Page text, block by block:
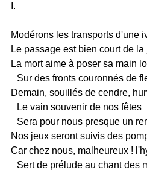
I.
Modérons les transports d'une
Le passage est bien court de
La mort aime à poser sa main
Sur des fronts couronnés de
Demain, souillés de cendre,
Le vain souvenir de nos fêtes
Sera pour nous presque un
Nos jeux seront suivis des
Car chez nous, malheureux !
Sert de prélude au chant des